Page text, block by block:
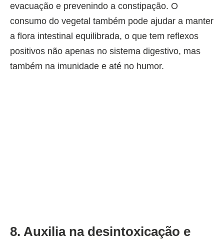
evacuação e prevenindo a constipação. O
consumo do vegetal também pode ajudar a manter
a flora intestinal equilibrada, o que tem reflexos
positivos não apenas no sistema digestivo, mas
também na imunidade e até no humor.
8. Auxilia na desintoxicação e